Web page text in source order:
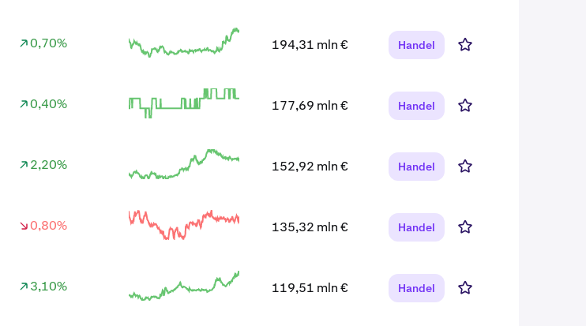
0,70% 194,31 mln € Handel
0,40% 177,69 mln € Handel
2,20% 152,92 mln € Handel
0,80% 135,32 mln € Handel
3,10% 119,51 mln € Handel